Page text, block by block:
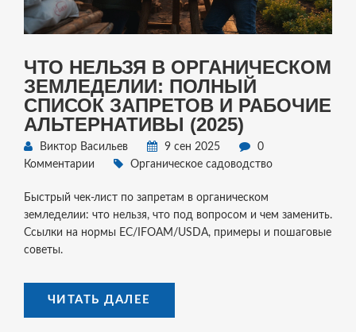
ЧТО НЕЛЬЗЯ В ОРГАНИЧЕСКОМ
ЗЕМЛЕДЕЛИИ: ПОЛНЫЙ
СПИСОК ЗАПРЕТОВ И РАБОЧИЕ
АЛЬТЕРНАТИВЫ (2025)
Виктор Васильев 9 сен 2025
0
Комментарии
Органическое садоводство
Быстрый чек-лист по запретам в органическом
земледелии: что нельзя, что под вопросом и чем заменить.
Ссылки на нормы ЕС/IFOAM/USDA, примеры и пошаговые
советы.
ЧИТАТЬ ДАЛЕЕ